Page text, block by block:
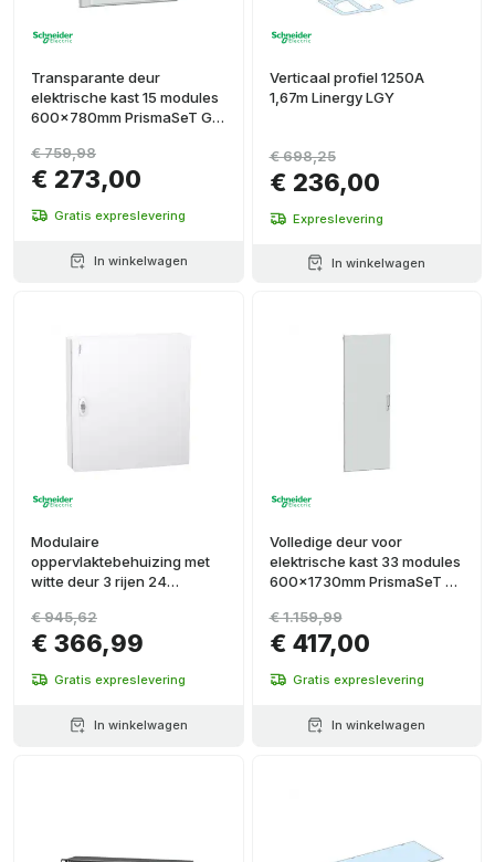
Transparante deur
elektrische kast 15 modules
600x780mm PrismaSeT G
€ 273,00
€ 759,98
Gratis expreslevering
In winkelwagen
Verticaal profiel 1250A
1,67m Linergy LGY
€ 236,00
€ 698,25
Expreslevering
In winkelwagen
Modulaire
oppervlaktebehuizing met
witte deur 3 rijen 24
€ 366,99
€ 945,62
Gratis expreslevering
In winkelwagen
Volledige deur voor
elektrische kast 33 modules
600x1730mm PrismaSeT G
€ 417,00
€ 1.159,99
Gratis expreslevering
In winkelwagen